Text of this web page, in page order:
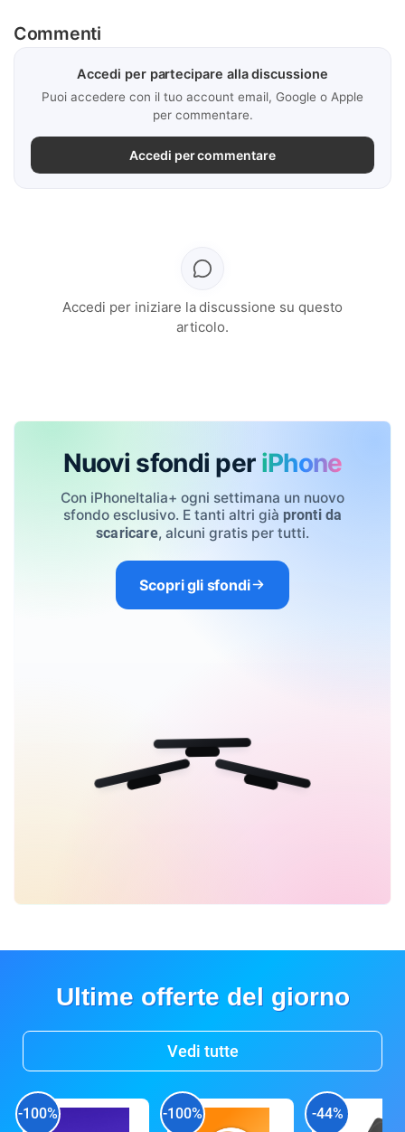
Commenti
Accedi per partecipare alla discussione
Puoi accedere con il tuo account email, Google o Apple
per commentare.
Accedi per commentare
Accedi per iniziare la discussione su questo
articolo.
Nuovi sfondi per iPhone
Con iPhoneItalia+ ogni settimana un nuovo
sfondo esclusivo. E tanti altri già pronti da
scaricare, alcuni gratis per tutti.
Scopri gli sfondi
Ultime offerte del giorno
Vedi tutte
-100% -100% -44%